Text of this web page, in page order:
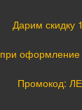
·
·
Дарим скидку
при оформление
Промокод: